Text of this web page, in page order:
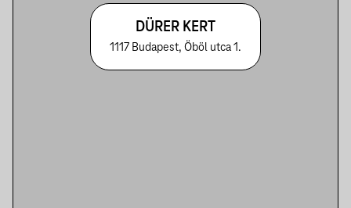
DÜRER KERT
1117 Budapest, Öböl utca 1.